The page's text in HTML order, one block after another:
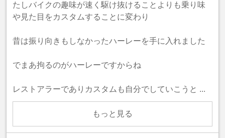
たしバイクの趣味が速く駆け抜けることよりも乗り味
や見た目をカスタムすることに変わり
昔は振り向きもしなかったハーレーを手に入れました
でまあ拘るのがハーレーですからね
レストアラーでありカスタムも自分でしていこうと ...
もっと見る